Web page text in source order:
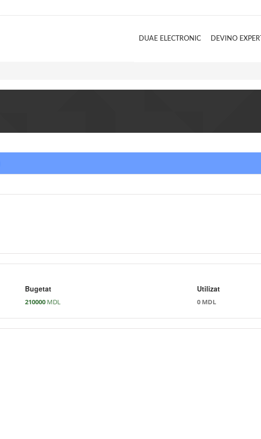
DUAE ELECTRONIC DEVINO EXPERT
Bugetat Utilizat
210000 MDL 0 MDL